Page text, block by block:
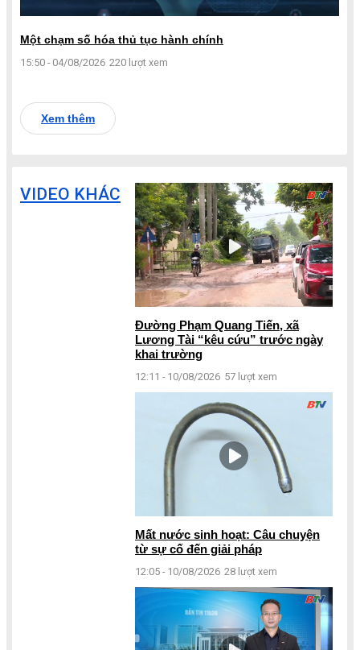
Một chạm số hóa thủ tục hành chính
15:50 - 04/08/2026 220 lượt xem
Xem thêm
VIDEO KHÁC
Đường Phạm Quang Tiến, xã
Lương Tài “kêu cứu” trước ngày
khai trường
12:11 - 10/08/2026 57 lượt xem
Mất nước sinh hoạt: Câu chuyện
từ sự cố đến giải pháp
12:05 - 10/08/2026 28 lượt xem